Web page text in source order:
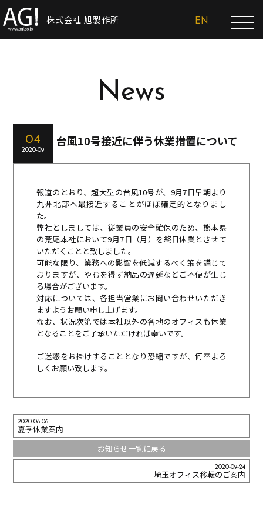
株式会社 旭製作所 EN
News
04
2020-09
台風10号接近に伴う休業措置について
報道のとおり、超大型の台風10号が、9月7日早朝より
九州北部へ最接近することがほぼ確定的となりまし
た。
弊社としましては、従業員の安全確保のため、熊本県
の荒尾本社において9月7日（月）を終日休業とさせて
いただくことと致しました。
可能な限り、業務への影響を低減するべく策を講じて
おりますが、やむを得ず納品の遅延などご不便が生じ
る場合がございます。
対応については、各担当営業にお問い合わせいただき
ますようお願い申し上げます。
なお、状況次第では本社以外の各地のオフィスも休業
となることをご了承いただければ幸いです。
ご迷惑をお掛けすることとなり恐縮ですが、何卒よろ
しくお願い致します。
2020-08-06
夏季休業案内
お知らせ一覧に戻る
2020-09-24
埼玉オフィス移転のご案内